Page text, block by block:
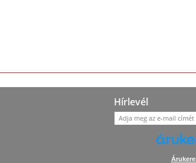
Hírlevél